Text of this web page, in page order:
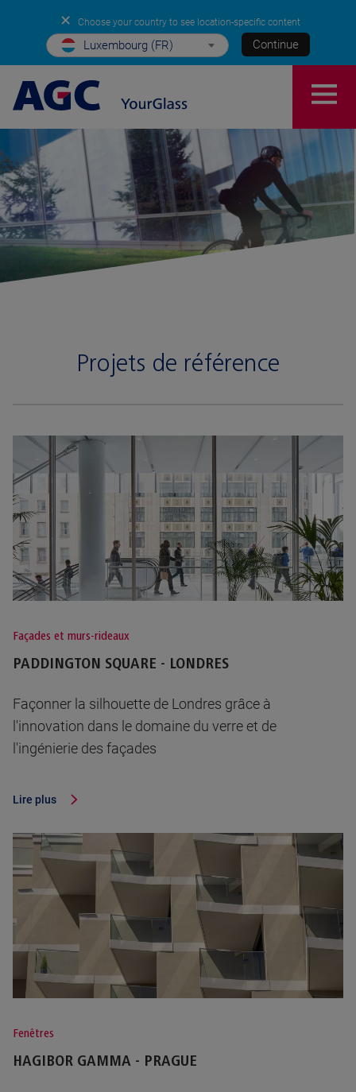
✕ Choose your country to see location-specific content
Luxembourg (FR) Continue
Projets de référence
Façades et murs-rideaux
PADDINGTON SQUARE - LONDRES
Façonner la silhouette de Londres grâce à
l'innovation dans le domaine du verre et de
l'ingénierie des façades
Lire plus
Fenêtres
HAGIBOR GAMMA - PRAGUE